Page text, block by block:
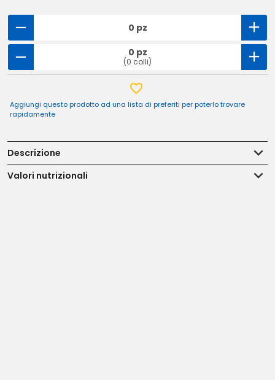
0 pz
0 pz
(0 colli)
Aggiungi questo prodotto ad una lista di preferiti per poterlo trovare
rapidamente
Descrizione
Valori nutrizionali